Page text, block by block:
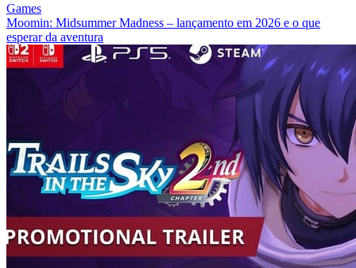
Games
Moomin: Midsummer Madness – lançamento em 2026 e o que
esperar da aventura